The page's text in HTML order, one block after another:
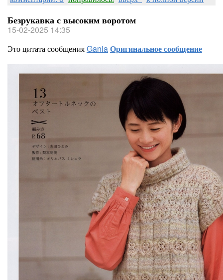
Безрукавка с высоким воротом
15-02-2025 14:35
Это цитата сообщенияGaniaОригинальное сообщение